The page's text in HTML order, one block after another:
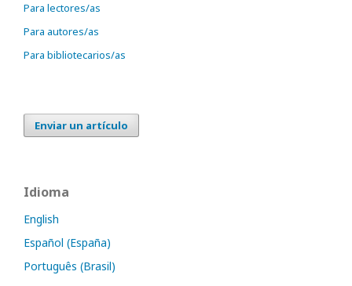
Para lectores/as
Para autores/as
Para bibliotecarios/as
Enviar un artículo
Idioma
English
Español (España)
Português (Brasil)